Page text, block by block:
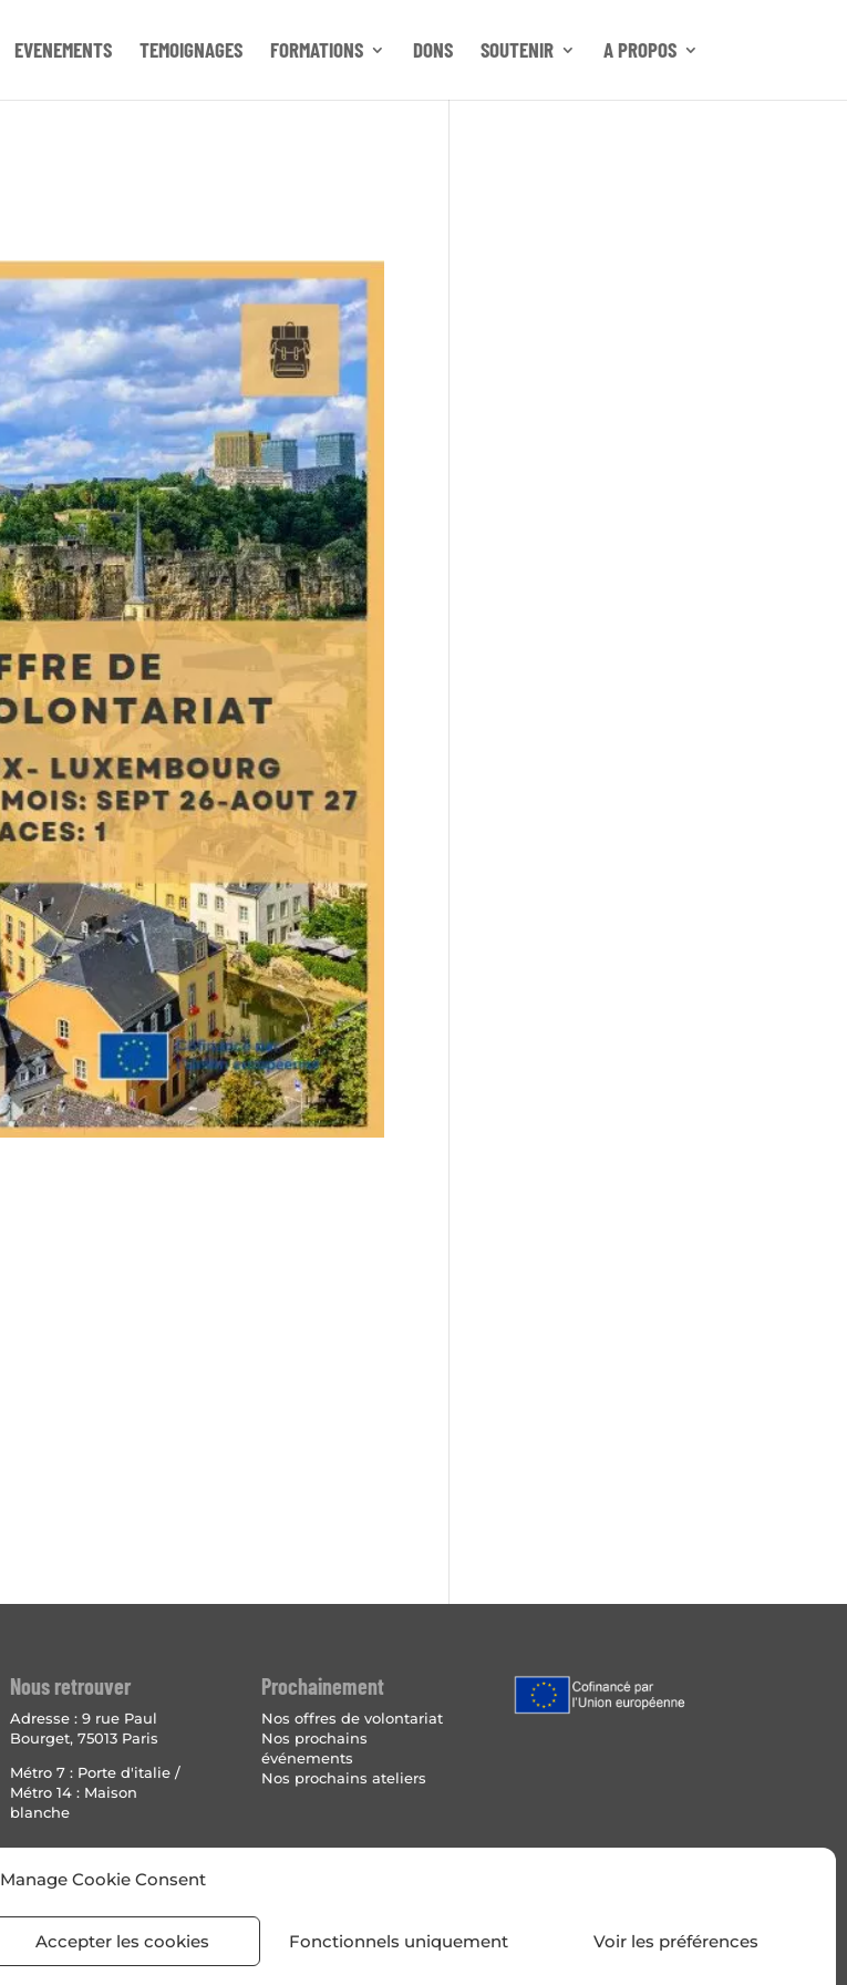
Manage Cookie Consent
Accepter les cookies Fonctionnels uniquement Voir les préférences
EVENEMENTS TEMOIGNAGES FORMATIONS DONS SOUTENIR A PROPOS
Nous retrouver
Adresse :9 rue Paul
Bourget, 75013 Paris
Métro 7 : Porte d'italie /
Métro 14 : Maison
blanche
Prochainement
Nos offres de volontariat
Nos prochains
événements
Nos prochains ateliers